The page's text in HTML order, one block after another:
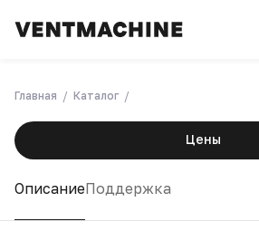
Главная Каталог
ОписаниеПоддержка
Цены